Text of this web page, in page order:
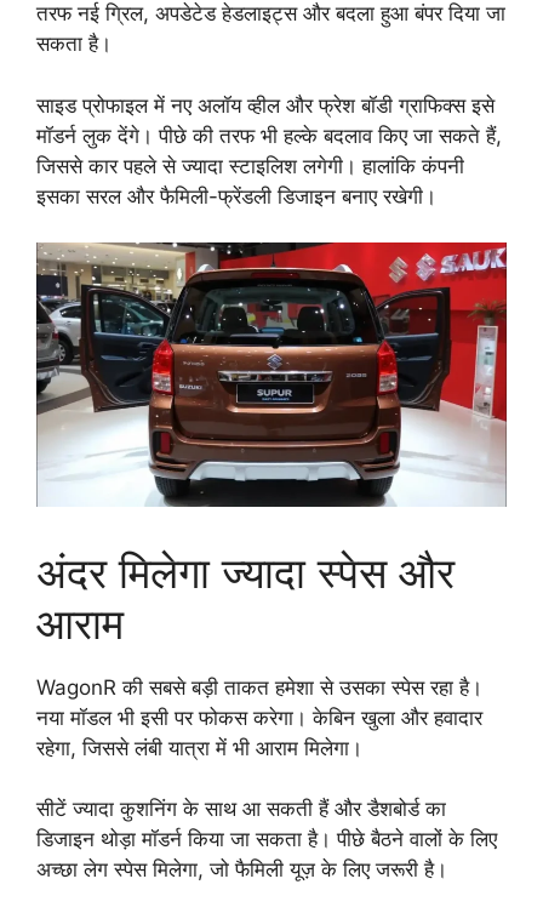
तरफ नई ग्रिल, अपडेटेड हेडलाइट्स और बदला हुआ बंपर दिया जा
सकता है।
साइड प्रोफाइल में नए अलॉय व्हील और फ्रेश बॉडी ग्राफिक्स इसे
मॉडर्न लुक देंगे। पीछे की तरफ भी हल्के बदलाव किए जा सकते हैं,
जिससे कार पहले से ज्यादा स्टाइलिश लगेगी। हालांकि कंपनी
इसका सरल और फैमिली-फ्रेंडली डिजाइन बनाए रखेगी।
अंदर मिलेगा ज्यादा स्पेस और
आराम
WagonR की सबसे बड़ी ताकत हमेशा से उसका स्पेस रहा है।
नया मॉडल भी इसी पर फोकस करेगा। केबिन खुला और हवादार
रहेगा, जिससे लंबी यात्रा में भी आराम मिलेगा।
सीटें ज्यादा कुशनिंग के साथ आ सकती हैं और डैशबोर्ड का
डिजाइन थोड़ा मॉडर्न किया जा सकता है। पीछे बैठने वालों के लिए
अच्छा लेग स्पेस मिलेगा, जो फैमिली यूज़ के लिए जरूरी है।